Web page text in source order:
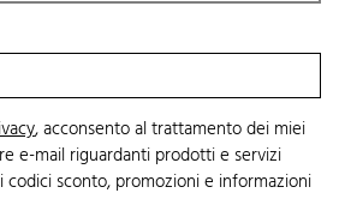
, acconsento al trattamento dei miei
e-mail riguardanti prodotti e servizi
codici sconto, promozioni e informazioni